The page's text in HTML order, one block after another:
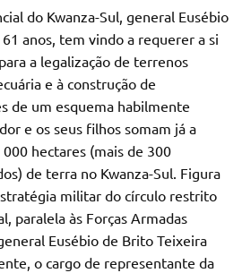
do Kwanza-Sul, general Eusébio
anos, tem vindo a requerer a si
a legalização de terrenos
e à construção de
de um esquema habilmente
e os seus filhos somam já a
hectares (mais de 300
de terra no Kwanza-Sul. Figura
militar do círculo restrito
paralela às Forças Armadas
Eusébio de Brito Teixeira
o cargo de representante da